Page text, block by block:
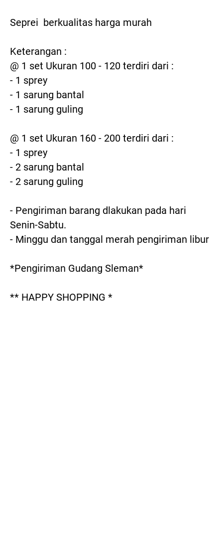
Seprei  berkualitas harga murah
Keterangan :
@ 1 set Ukuran 100 - 120 terdiri dari :
- 1 sprey
- 1 sarung bantal
- 1 sarung guling
@ 1 set Ukuran 160 - 200 terdiri dari :
- 1 sprey
- 2 sarung bantal
- 2 sarung guling
- Pengiriman barang dlakukan pada hari
Senin-Sabtu.
- Minggu dan tanggal merah pengiriman libur
*Pengiriman Gudang Sleman*
** HAPPY SHOPPING *